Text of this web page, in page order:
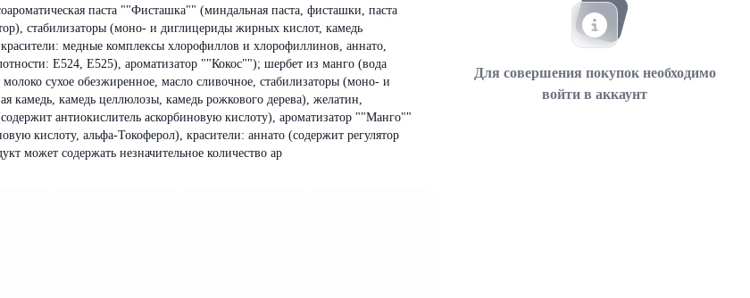
паста ""Фисташка"" (миндальная паста, фисташки, паста
стабилизаторы (моно- и диглицериды жирных кислот, камедь
красители: медные комплексы хлорофиллов и хлорофиллинов, аннато,
Е524, Е525), ароматизатор ""Кокос""); шербет из манго (вода
сухое обезжиренное, масло сливочное, стабилизаторы (моно- и
камедь, камедь целлюлозы, камедь рожкового дерева), желатин,
антиокислитель аскорбиновую кислоту), ароматизатор ""Манго""
кислоту, альфа-Токоферол), красители: аннато (содержит регулятор
может содержать незначительное количество ар
Для совершения покупок необходимо
войти в аккаунт